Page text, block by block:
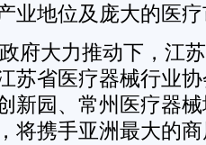
业地位及庞大的医
府大力推动下，江
苏省医疗器械行业
新园、常州医疗器
将携手亚洲最大的